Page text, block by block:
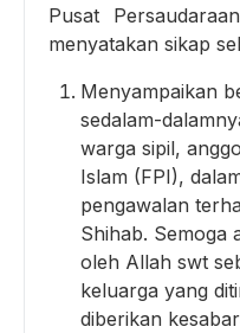
Pusat
menyatakan sikap
Menyampaikan
sedalam-
warga sipil,
Islam (FPI),
pengawalan
Shihab. Semoga
oleh Allah swt
keluarga yang
diberikan